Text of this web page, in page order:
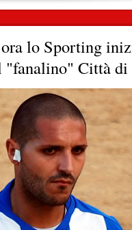
lo Sporting
Città